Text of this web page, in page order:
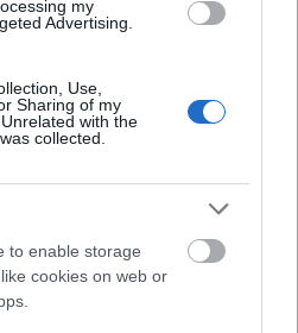
my
Advertising.
Use,
Sharing of my
with the
collected.
to enable storage
cookies on web or
med
först ut.
världscuptävlingarna i